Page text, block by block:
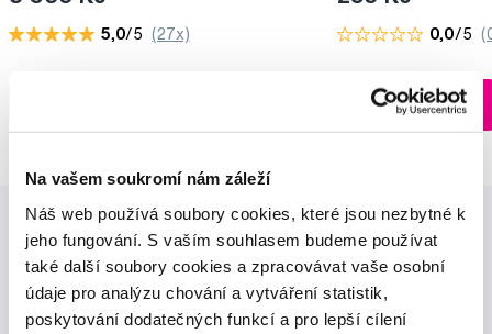
Na vašem soukromí nám záleží
Náš web používá soubory cookies, které jsou nezbytné k
jeho fungování. S vaším souhlasem budeme používat
také další soubory cookies a zpracovávat vaše osobní
údaje pro analýzu chování a vytváření statistik,
poskytování dodatečných funkcí a pro lepší cílení
5,0/5 (27x) 0,0/5
Do košíku